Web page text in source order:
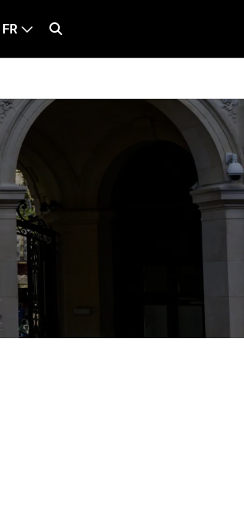
LANQUE SÉLECTIONNÉE : FRANÇAIS
FR